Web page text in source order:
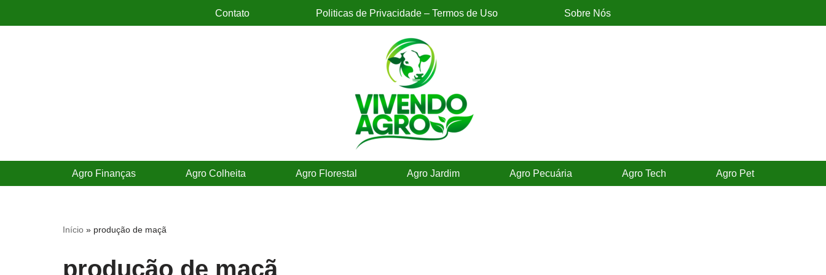
Contato Politicas de Privacidade – Termos de Uso Sobre Nós
Agro Finanças Agro Colheita Agro Florestal Agro Jardim Agro Pecuária Agro Tech Agro Pet
Início » produção de maçã
produção de maçã